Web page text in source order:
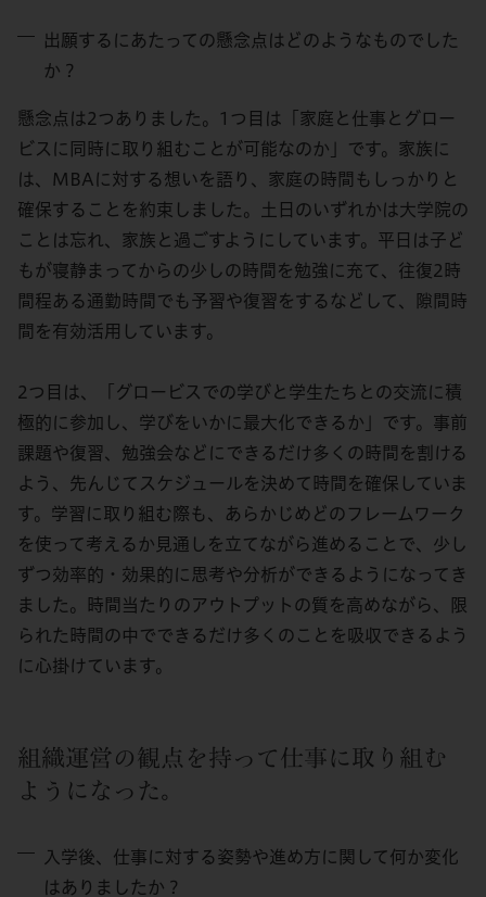
出願するにあたっての懸念点はどのようなものでした
か？
懸念点は2つありました。1つ目は「家庭と仕事とグロー
ビスに同時に取り組むことが可能なのか」です。家族に
は、MBAに対する想いを語り、家庭の時間もしっかりと
確保することを約束しました。土日のいずれかは大学院の
ことは忘れ、家族と過ごすようにしています。平日は子ど
もが寝静まってからの少しの時間を勉強に充て、往復2時
間程ある通勤時間でも予習や復習をするなどして、隙間時
間を有効活用しています。
2つ目は、「グロービスでの学びと学生たちとの交流に積
極的に参加し、学びをいかに最大化できるか」です。事前
課題や復習、勉強会などにできるだけ多くの時間を割ける
よう、先んじてスケジュールを決めて時間を確保していま
す。学習に取り組む際も、あらかじめどのフレームワーク
を使って考えるか見通しを立てながら進めることで、少し
ずつ効率的・効果的に思考や分析ができるようになってき
ました。時間当たりのアウトプットの質を高めながら、限
られた時間の中でできるだけ多くのことを吸収できるよう
に心掛けています。
組織運営の観点を持って仕事に取り組む
ようになった。
入学後、仕事に対する姿勢や進め方に関して何か変化
はありましたか？